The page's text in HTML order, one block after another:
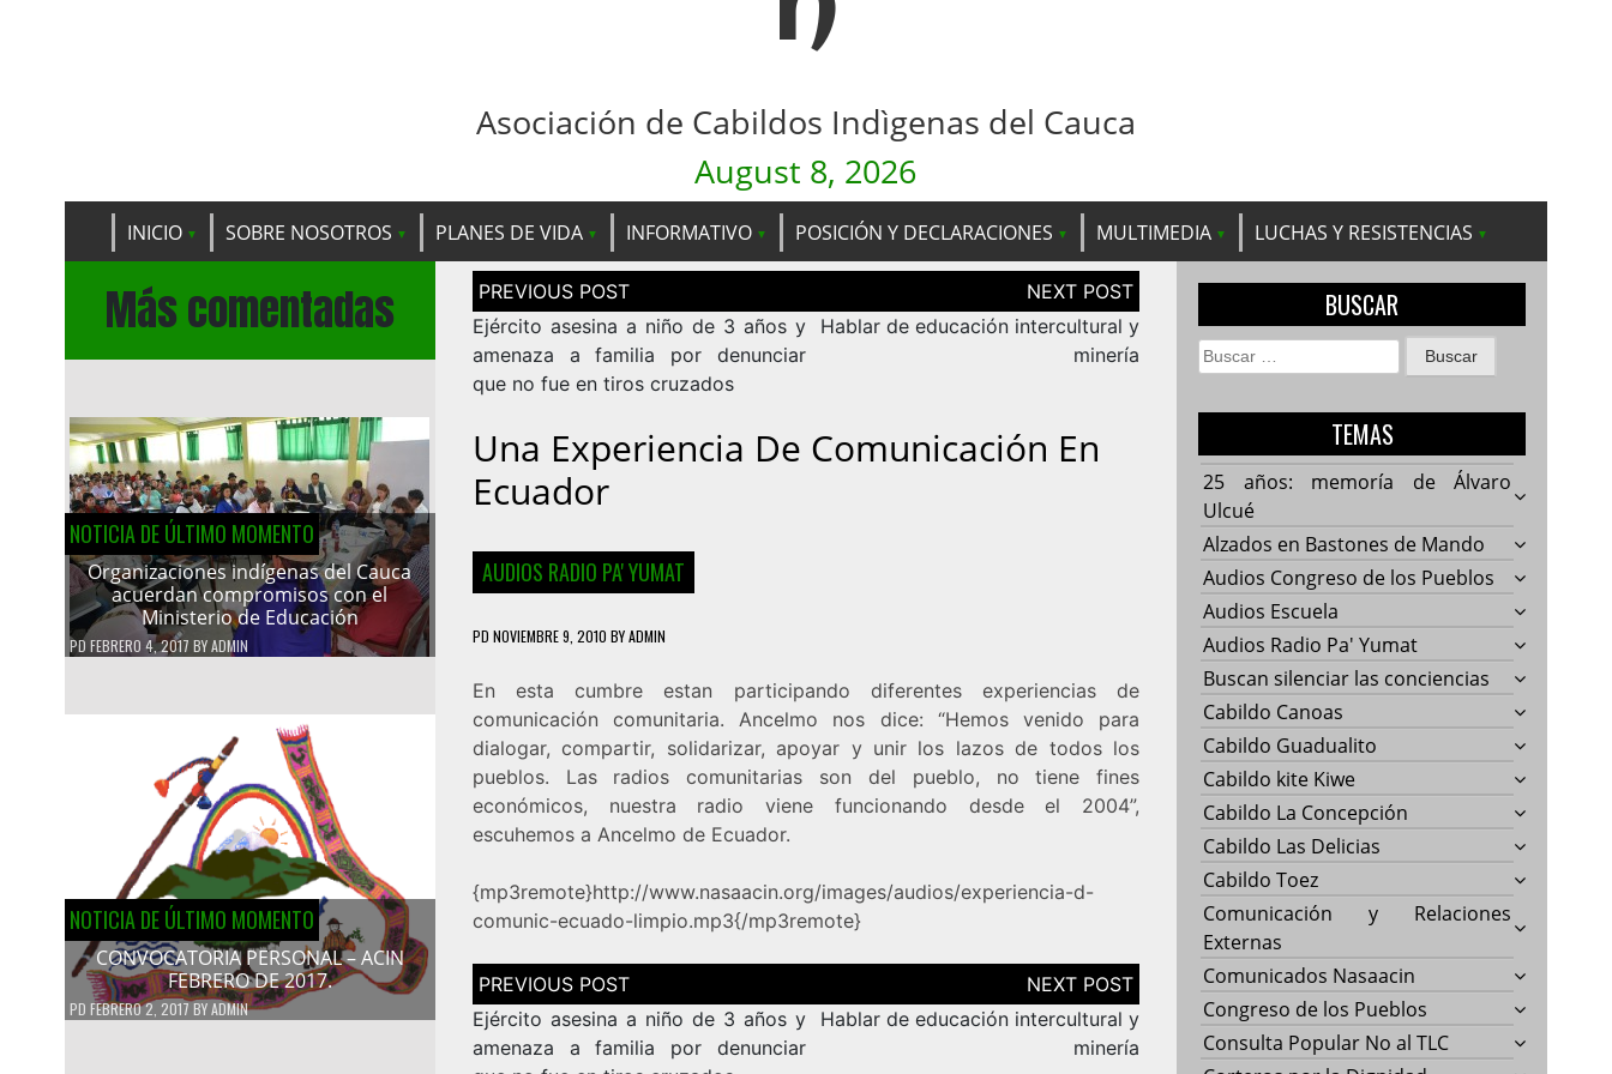
Asociación de Cabildos Indìgenas del Cauca
August 8, 2026
INICIO SOBRE NOSOTROS PLANES DE VIDA INFORMATIVO POSICIÓN Y DECLARACIONES MULTIMEDIA LUCHAS Y RESISTENCIAS
Más comentadas
NOTICIA DE ÚLTIMO MOMENTO
Organizaciones indígenas del Cauca
acuerdan compromisos con el
Ministerio de Educación
PD FEBRERO 4, 2017 BYADMIN
NOTICIA DE ÚLTIMO MOMENTO
CONVOCATORIA PERSONAL – ACIN
FEBRERO DE 2017.
PD FEBRERO 2, 2017BYADMIN
Navegación
de
entradas
Ejército asesina a niño de 3 años y
amenaza a familia por denunciar
que no fue en tiros cruzados
Hablar de educación intercultural y
minería
Una Experiencia De Comunicación En
Ecuador
AUDIOS RADIO PA' YUMAT
PD NOVIEMBRE 9, 2010 BYADMIN
En esta cumbre estan participando diferentes experiencias de
comunicación comunitaria. Ancelmo nos dice: “Hemos venido para
dialogar, compartir, solidarizar, apoyar y unir los lazos de todos los
pueblos. Las radios comunitarias son del pueblo, no tiene fines
económicos, nuestra radio viene funcionando desde el 2004”,
escuhemos a Ancelmo de Ecuador.
{mp3remote}http://www.nasaacin.org/images/audios/experiencia-d-
comunic-ecuado-limpio.mp3{/mp3remote}
Navegación
de
entradas
Ejército asesina a niño de 3 años y
amenaza a familia por denunciar
Hablar de educación intercultural y
minería
BUSCAR
Buscar:
TEMAS
25 años: memoría de Álvaro
Ulcué
Alzados en Bastones de Mando
Audios Congreso de los Pueblos
Audios Escuela
Audios Radio Pa' Yumat
Buscan silenciar las conciencias
Cabildo Canoas
Cabildo Guadualito
Cabildo kite Kiwe
Cabildo La Concepción
Cabildo Las Delicias
Cabildo Toez
Comunicación y Relaciones
Externas
Comunicados Nasaacin
Congreso de los Pueblos
Consulta Popular No al TLC